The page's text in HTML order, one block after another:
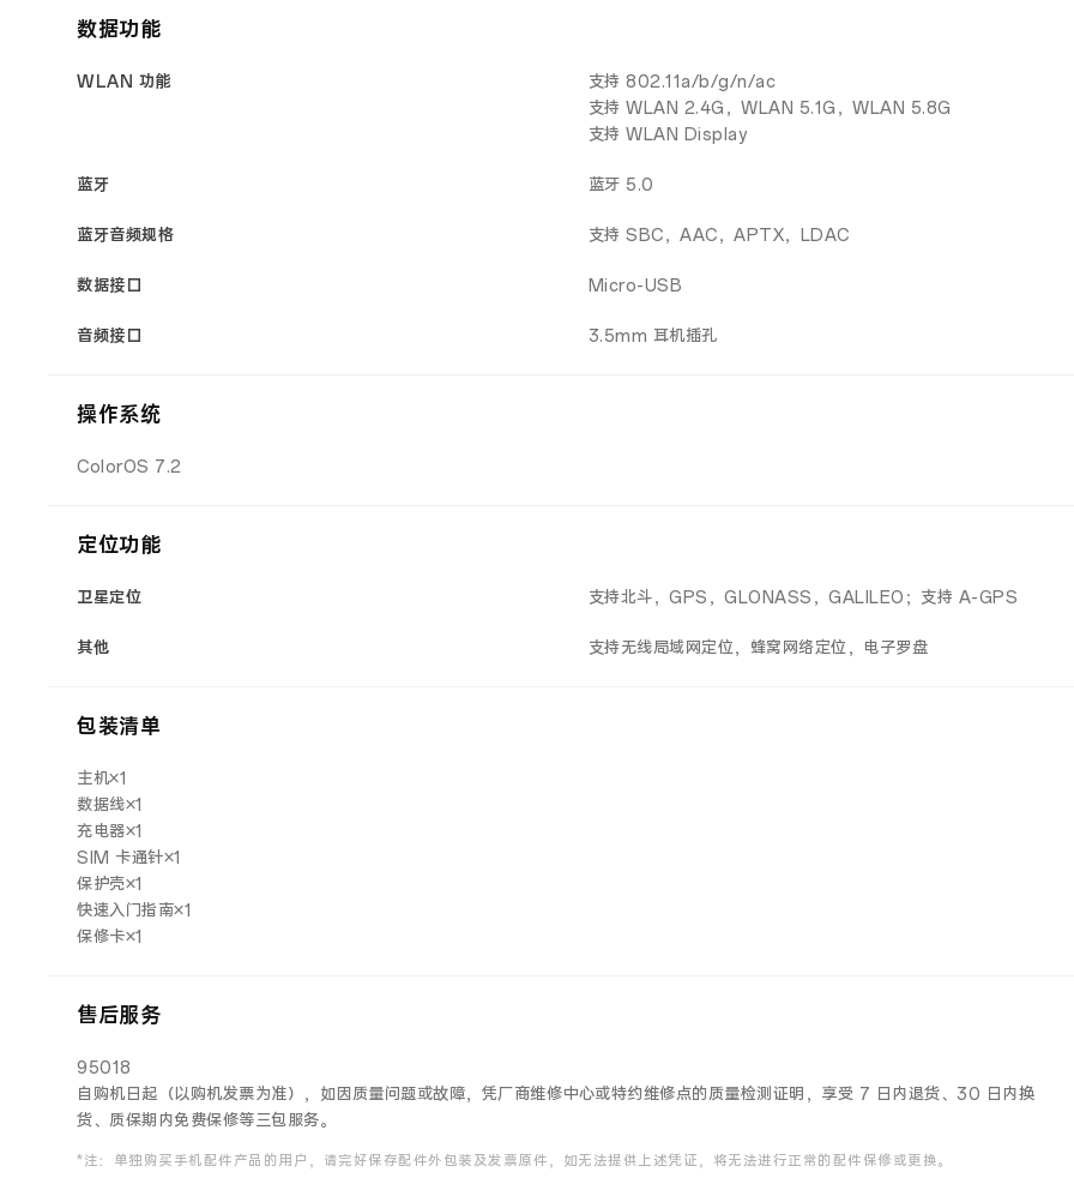
数据功能
WLAN 功能
支持 802.11a/b/g/n/ac
支持 WLAN 2.4G，WLAN 5.1G，WLAN 5.8G
支持 WLAN Display
蓝牙 蓝牙 5.0
蓝牙音频规格 支持 SBC，AAC，APTX，LDAC
数据接口 Micro-USB
音频接口 3.5mm 耳机插孔
操作系统
ColorOS 7.2
定位功能
卫星定位 支持北斗，GPS，GLONASS，GALILEO；支持 A-GPS
其他 支持无线局域网定位，蜂窝网络定位，电子罗盘
包装清单
主机×1
数据线×1
充电器×1
SIM 卡通针×1
保护壳×1
快速入门指南×1
保修卡×1
售后服务
95018
自购机日起（以购机发票为准），如因质量问题或故障，凭厂商维修中心或特约维修点的质量检测证明，享受 7 日内退货、30 日内换
货、质保期内免费保修等三包服务。
*注：单独购买手机配件产品的用户，请完好保存配件外包装及发票原件，如无法提供上述凭证，将无法进行正常的配件保修或更换。